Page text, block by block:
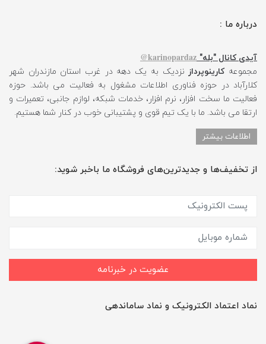
درباره ما :
آیدی کانال "بله" karinopardaz@
مجموعهکارینوپرداز نزدیک به یک دهه در غرب استان مازندران شهر
کلارآباد در حوزه فناوری اطلاعات مشغول به فعالیت می باشد. حوزه
فعالیت ما سخت افزار، نرم افزار، خدمات شبکه، لوازم جانبی، تعمیرات و
ارتقا می باشد. ما با یک تیم قوی و پشتیبانی خوب در کنار شما هستیم.
اطلاعات بیشتر
از تخفیف‌ها و جدیدترین‌های فروشگاه ما باخبر شوید:
عضویت در خبرنامه
نماد اعتماد الکترونیک و نماد ساماندهی